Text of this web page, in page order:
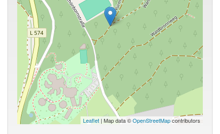
Leaflet | Map data ©OpenStreetMapcontributors